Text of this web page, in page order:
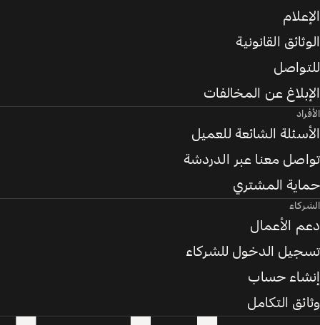
الإعلام
الوثائق القانونية
للتواصل
الإبلاغ عن المخالفات
الأفراد
الأسئلة الشائعة للعميل
تواصل معنا عبر الدردشة
حماية المشتري
الشركاء
دعم الأعمال
تسجيل الدخول للشركاء
إنشاء حساب
وثائق التكامل